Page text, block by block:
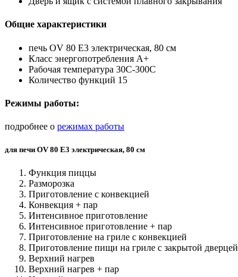
Общие характеристики
печь OV 80 E3 электрическая, 80 см
Класс энергопотребления А+
Рабочая температура 30C-300C
Количество функций 15
Режимы работы:
подробнее о режимах работы
для печи OV 80 E3 электрическая, 80 см
Функция пиццы
Разморозка
Приготовление с конвекцией
Конвекция + пар
Интенсивное приготовление
Интенсивное приготовление + пар
Приготовление на гриле с конвекцией
Приготовление пищи на гриле с закрытой дверцей
Верхний нагрев
Верхний нагрев + пар